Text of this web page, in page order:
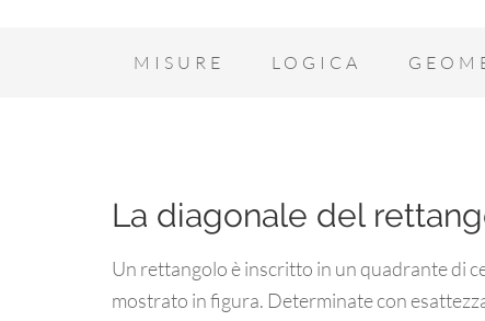
MISURE LOGICA
La diagonale del
Un rettangolo è inscritto in un quadrante di
mostrato in figura. Determinate con